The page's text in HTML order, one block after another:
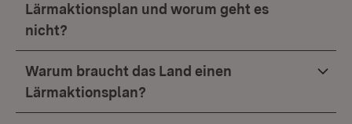
Lärmaktionsplan und worum geht es
nicht?
Warum braucht das Land einen
Lärmaktionsplan?